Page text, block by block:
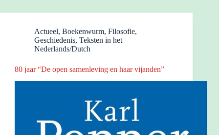
Actueel, Boekenwurm, Filosofie,
Geschiedenis, Teksten in het
Nederlands/Dutch
80 jaar “De open samenleving en haar vijanden”